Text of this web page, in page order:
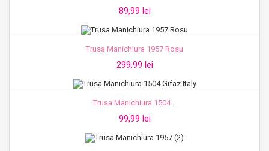
89,99 lei
Trusa Manichiura 1957 Rosu
299,99 lei
Trusa Manichiura 1504...
99,99 lei